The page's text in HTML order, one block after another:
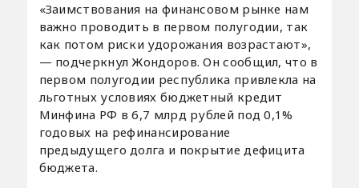
«Заимствования на финансовом рынке нам
важно проводить в первом полугодии, так
как потом риски удорожания возрастают»,
— подчеркнул Жондоров. Он сообщил, что в
первом полугодии республика привлекла на
льготных условиях бюджетный кредит
Минфина РФ в 6,7 млрд рублей под 0,1%
годовых на рефинансирование
предыдущего долга и покрытие дефицита
бюджета.